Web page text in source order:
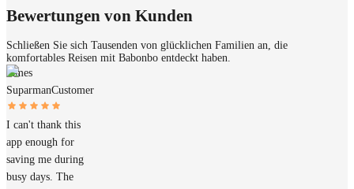
Bewertungen von Kunden
Schließen Sie sich Tausenden von glücklichen Familien an, die
komfortables Reisen mit Babonbo entdeckt haben.
James
SuparmanCustomer
I can't thank this
app enough for
saving me during
busy days. The